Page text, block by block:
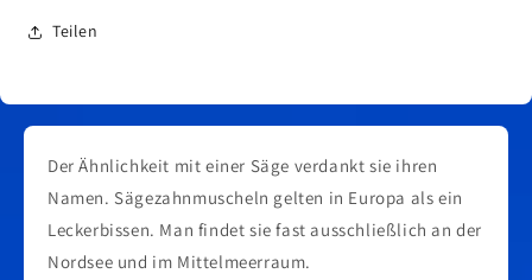
Teilen
Der Ähnlichkeit mit einer Säge verdankt sie ihren
Namen. Sägezahnmuscheln gelten in Europa als ein
Leckerbissen. Man findet sie fast ausschließlich an der
Nordsee und im Mittelmeerraum.